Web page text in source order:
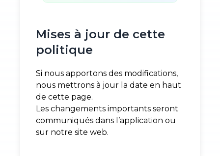
Mises à jour de cette
politique
Si nous apportons des modifications,
nous mettrons à jour la date en haut
de cette page.
Les changements importants seront
communiqués dans l’application ou
sur notre site web.